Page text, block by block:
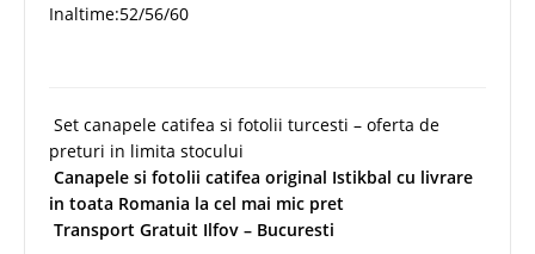
Inaltime:52/56/60
Set canapele catifea si fotolii turcesti – oferta de
preturi in limita stocului
Canapele si fotolii catifea original Istikbal cu livrare
in toata Romania la cel mai mic pret
Transport Gratuit Ilfov – Bucuresti